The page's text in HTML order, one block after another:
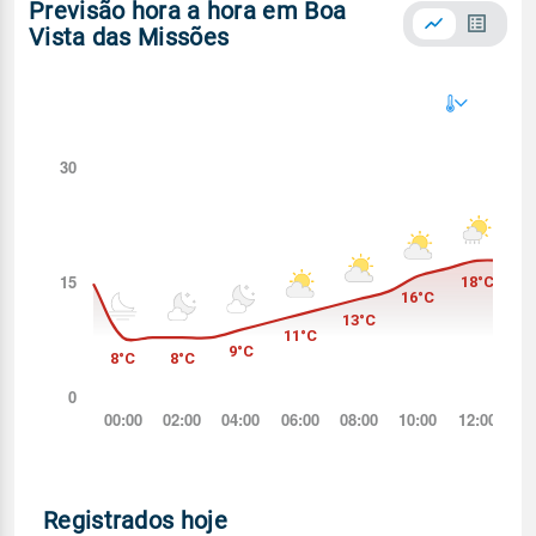
Previsão hora a hora em Boa
Vista das Missões
Registrados hoje